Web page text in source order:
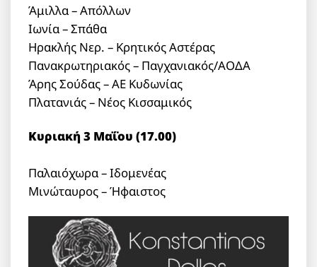
Άμιλλα – Απόλλων
Ιωνία – Σπάθα
Ηρακλής Νερ. – Κρητικός Αστέρας
Πανακρωτηριακός – Παγχανιακός/ΑΟΔΑ
Άρης Σούδας – ΑΕ Κυδωνίας
Πλατανιάς – Νέος Κισσαμικός
Κυριακή 3 Μαΐου (17.00)
Παλαιόχωρα – Ιδομενέας
Μινώταυρος – Ήφαιστος